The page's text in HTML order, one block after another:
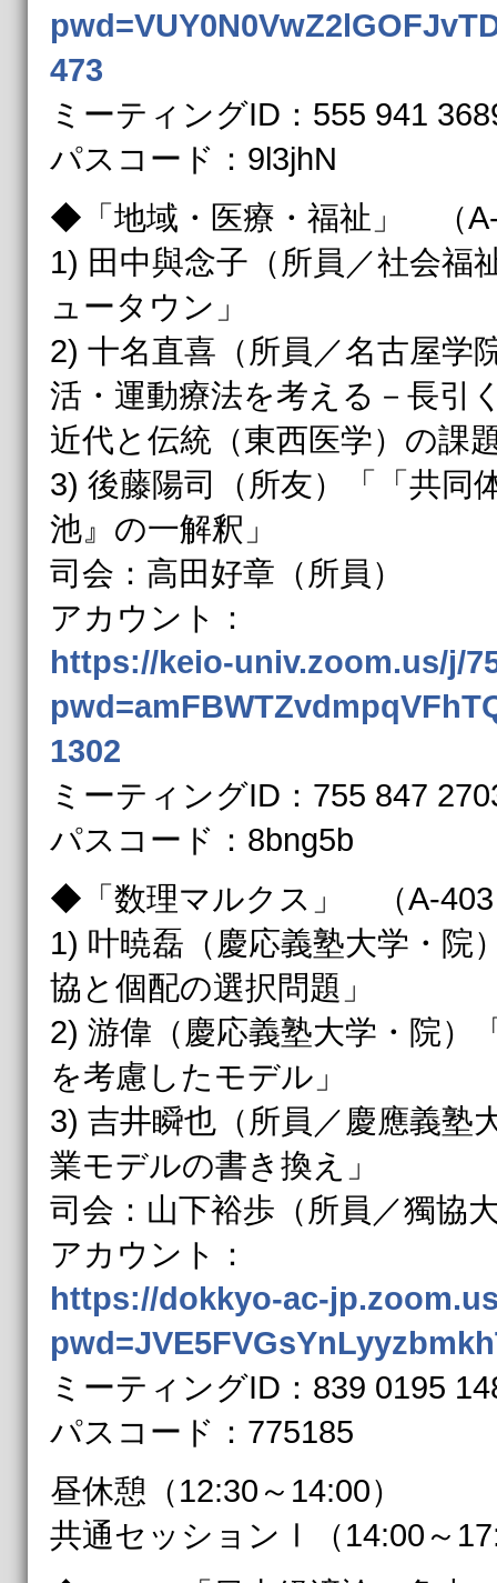
473
ミーティングID：555 941
パスコード：9l3jhN
◆「地域・医療・福祉」 （
1) 田中與念子（所員／社会福
ュータウン」
2) 十名直喜（所員／名古屋学
活・運動療法を考える－長引
近代と伝統（東西医学）の課
3) 後藤陽司（所友）「「共
池』の一解釈」
司会：高田好章（所員）
アカウント：
https://keio-univ.zoom.us/j/
1302
ミーティングID：755 847
パスコード：8bng5b
◆「数理マルクス」 （A-
1) 叶暁磊（慶応義塾大学・
協と個配の選択問題」
2) 游偉（慶応義塾大学・院
を考慮したモデル」
3) 吉井瞬也（所員／慶應義塾
業モデルの書き換え」
司会：山下裕歩（所員／獨協
アカウント：
https://dokkyo-ac-
ミーティングID：839 0195
パスコード：775185
昼休憩（12:30～14:00）
共通セッションⅠ（14:00～